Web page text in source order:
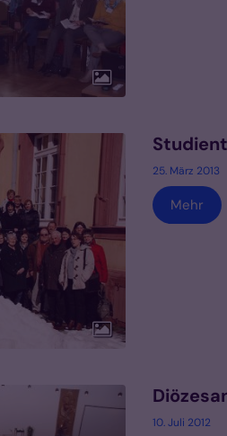
25. März 2013
Mehr
10. Juli 2012